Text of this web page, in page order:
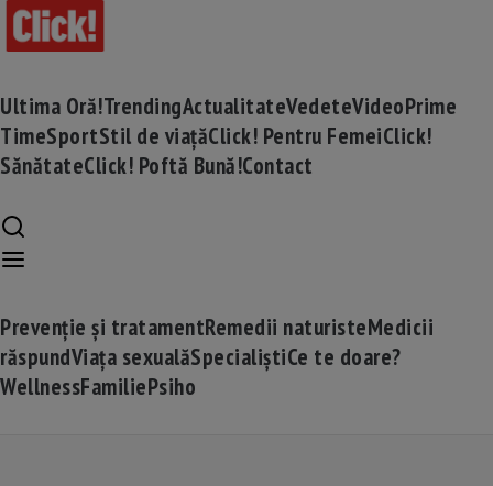
Ultima Oră!TrendingActualitateVedeteVideoPrime
TimeSportStil de viațăClick! Pentru FemeiClick!
SănătateClick! Poftă Bună!Contact
Prevenție și tratamentRemedii naturisteMedicii
răspundViața sexualăSpecialiștiCe te doare?
WellnessFamiliePsiho